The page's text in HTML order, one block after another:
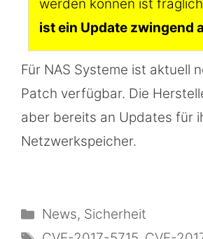
werden können ist
ist ein Update zwingend
Für NAS Systeme ist aktuell
Patch verfügbar. Die
aber bereits an Updates für
Netzwerkspeicher.
Kategorien
News, Sicherheit
Schlagwörter